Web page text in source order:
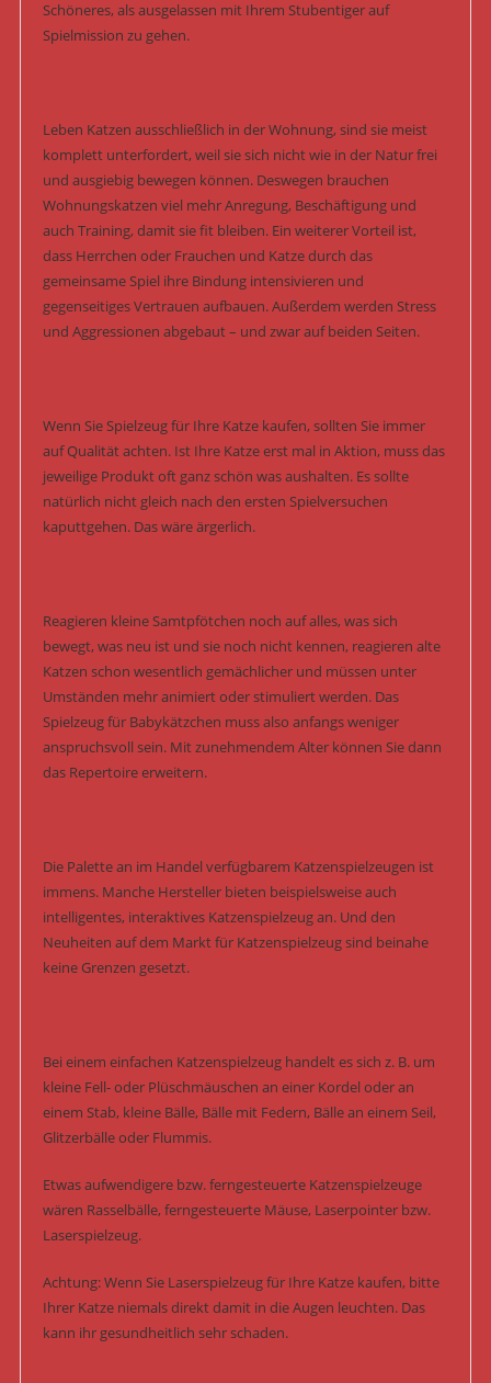
Schöneres, als ausgelassen mit Ihrem Stubentiger auf
Spielmission zu gehen.
Leben Katzen ausschließlich in der Wohnung, sind sie meist
komplett unterfordert, weil sie sich nicht wie in der Natur frei
und ausgiebig bewegen können. Deswegen brauchen
Wohnungskatzen viel mehr Anregung, Beschäftigung und
auch Training, damit sie fit bleiben. Ein weiterer Vorteil ist,
dass Herrchen oder Frauchen und Katze durch das
gemeinsame Spiel ihre Bindung intensivieren und
gegenseitiges Vertrauen aufbauen. Außerdem werden Stress
und Aggressionen abgebaut – und zwar auf beiden Seiten.
Wenn Sie Spielzeug für Ihre Katze kaufen, sollten Sie immer
auf Qualität achten. Ist Ihre Katze erst mal in Aktion, muss das
jeweilige Produkt oft ganz schön was aushalten. Es sollte
natürlich nicht gleich nach den ersten Spielversuchen
kaputtgehen. Das wäre ärgerlich.
Reagieren kleine Samtpfötchen noch auf alles, was sich
bewegt, was neu ist und sie noch nicht kennen, reagieren alte
Katzen schon wesentlich gemächlicher und müssen unter
Umständen mehr animiert oder stimuliert werden. Das
Spielzeug für Babykätzchen muss also anfangs weniger
anspruchsvoll sein. Mit zunehmendem Alter können Sie dann
das Repertoire erweitern.
Die Palette an im Handel verfügbarem Katzenspielzeugen ist
immens. Manche Hersteller bieten beispielsweise auch
intelligentes, interaktives Katzenspielzeug an. Und den
Neuheiten auf dem Markt für Katzenspielzeug sind beinahe
keine Grenzen gesetzt.
Bei einem einfachen Katzenspielzeug handelt es sich z. B. um
kleine Fell- oder Plüschmäuschen an einer Kordel oder an
einem Stab, kleine Bälle, Bälle mit Federn, Bälle an einem Seil,
Glitzerbälle oder Flummis.
Etwas aufwendigere bzw. ferngesteuerte Katzenspielzeuge
wären Rasselbälle, ferngesteuerte Mäuse, Laserpointer bzw.
Laserspielzeug.
Achtung: Wenn Sie Laserspielzeug für Ihre Katze kaufen, bitte
Ihrer Katze niemals direkt damit in die Augen leuchten. Das
kann ihr gesundheitlich sehr schaden.